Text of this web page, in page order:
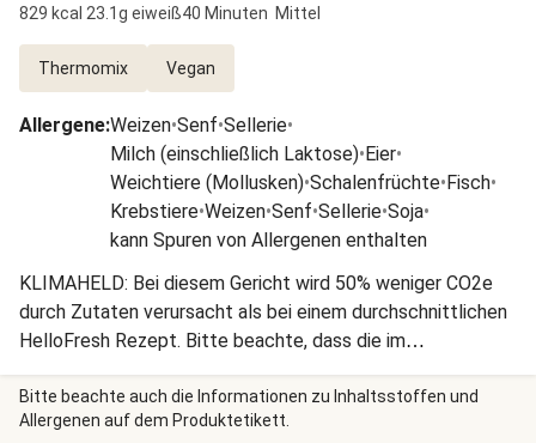
829 kcal 23.1g eiweiß40 Minuten Mittel
Thermomix Vegan
Allergene:Weizen•Senf•Sellerie•
Milch (einschließlich Laktose)•Eier•
Weichtiere (Mollusken)•Schalenfrüchte•Fisch•
Krebstiere•Weizen•Senf•Sellerie•Soja•
kann Spuren von Allergenen enthalten
KLIMAHELD: Bei diesem Gericht wird 50% weniger CO2e
durch Zutaten verursacht als bei einem durchschnittlichen
HelloFresh Rezept. Bitte beachte, dass die im
Lieferumfang enthaltene Schale der Zitrone
möglicherweise konventionell mit Bienenwachs behandelt
wurde und diese somit nicht als vegan ausgewiesen
Bitte beachte auch die Informationen zu Inhaltsstoffen und
Allergenen auf dem Produktetikett.